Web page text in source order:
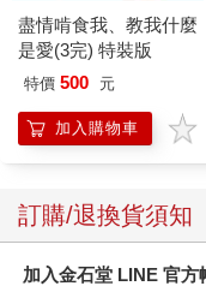
盡情啃食我、教我什麼
是愛(3完) 特裝版
特價 500 元
加入購物車
訂購/退換貨須知
加入金石堂 LINE 官